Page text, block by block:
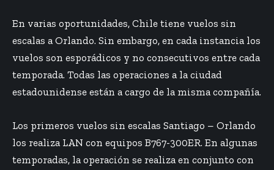
En varias oportunidades, Chile tiene vuelos sin
escalas a Orlando. Sin embargo, en cada instancia los
vuelos son esporádicos y no consecutivos entre cada
temporada. Todas las operaciones a la ciudad
estadounidense están a cargo de la misma compañía.
Los primeros vuelos sin escalas Santiago – Orlando
los realiza LAN con equipos B767-300ER. En algunas
temporadas, la operación se realiza en conjunto con